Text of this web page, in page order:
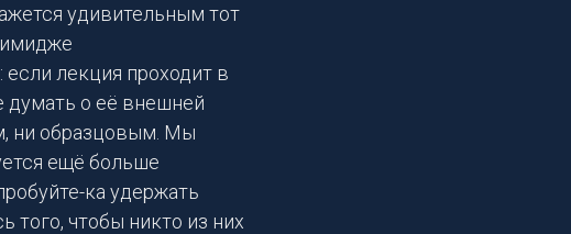
удивительным тот
имидже
лекция проходит в
думать о её внешней
ни образцовым. Мы
ещё больше
ка удержать
того, чтобы никто из них